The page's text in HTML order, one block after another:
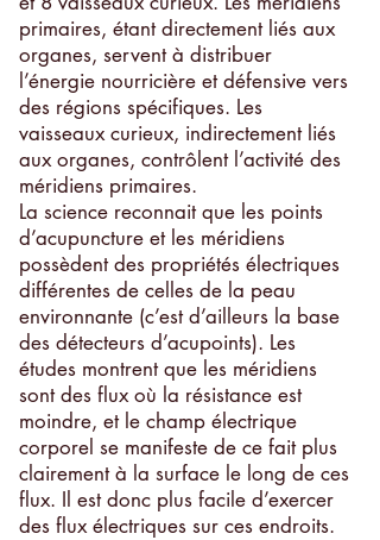
primaires, étant directement liés aux
organes, servent à distribuer
l’énergie nourricière et défensive vers
des régions spécifiques. Les
vaisseaux curieux, indirectement liés
aux organes, contrôlent l’activité des
méridiens primaires.
La science reconnait que les points
d’acupuncture et les méridiens
possèdent des propriétés électriques
différentes de celles de la peau
environnante (c’est d’ailleurs la base
des détecteurs d’acupoints). Les
études montrent que les méridiens
sont des flux où la résistance est
moindre, et le champ électrique
corporel se manifeste de ce fait plus
clairement à la surface le long de ces
flux. Il est donc plus facile d’exercer
des flux électriques sur ces endroits.